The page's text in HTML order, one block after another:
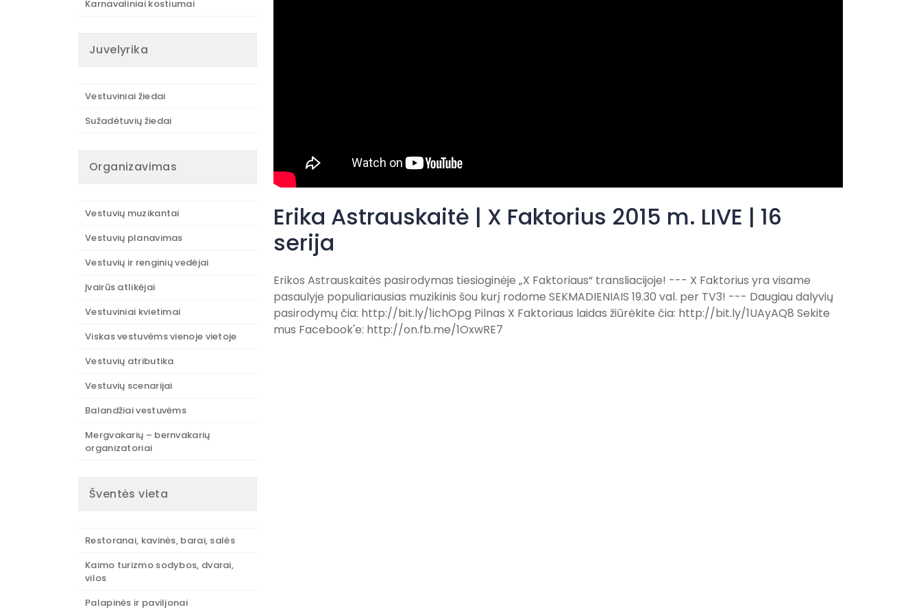
Karnavaliniai kostiumai
Juvelyrika
Vestuviniai žiedai
Sužadėtuvių žiedai
Organizavimas
Vestuvių muzikantai
Vestuvių planavimas
Vestuvių ir renginių vedėjai
Įvairūs atlikėjai
Vestuviniai kvietimai
Viskas vestuvėms vienoje vietoje
Vestuvių atributika
Vestuvių scenarijai
Balandžiai vestuvėms
Mergvakarių – bernvakarių
organizatoriai
Šventės vieta
Restoranai, kavinės, barai, salės
Kaimo turizmo sodybos, dvarai,
vilos
Palapinės ir paviljonai
Erika Astrauskaitė | X Faktorius 2015 m. LIVE | 16
serija
Erikos Astrauskaitės pasirodymas tiesioginėje „X Faktoriaus“ transliacijoje! --- X Faktorius yra visame
pasaulyje populiariausias muzikinis šou kurį rodome SEKMADIENIAIS 19.30 val. per TV3! --- Daugiau dalyvių
pasirodymų čia: http://bit.ly/1ichOpg Pilnas X Faktoriaus laidas žiūrėkite čia: http://bit.ly/1UAyAQ8 Sekite
mus Facebook'e: http://on.fb.me/1OxwRE7